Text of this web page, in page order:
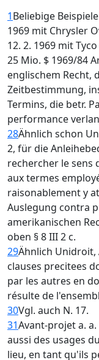
1Beliebige
1969 mit Chrysler
12. 2. 1969 mit
25 Mio. $ 1969/84
englischem Recht,
Zeitbestimmung,
Termins, die betr.
performance
28Ähnlich schon
2, für die
rechercher le
aux termes
raisonablement y
Auslegung contra
amerikanischen
oben § 8 III 2 c.
29Ähnlich Unidroit,
clauses precitees
par les autres en
résulte de
30Vgl. auch N. 17.
31Avant-projet a.
aussi des usages
lieu, en tant qu'ils